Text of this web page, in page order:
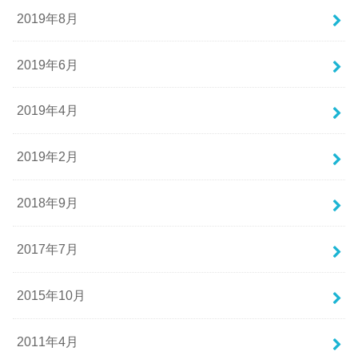
2019年8月
2019年6月
2019年4月
2019年2月
2018年9月
2017年7月
2015年10月
2011年4月